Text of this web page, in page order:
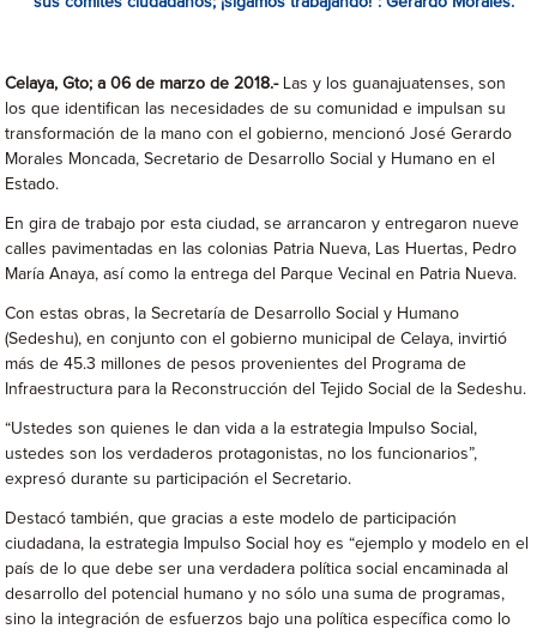
Celaya, Gto; a 06 de marzo de 2018.- Las y los guanajuatenses, son
los que identifican las necesidades de su comunidad e impulsan su
transformación de la mano con el gobierno, mencionó José Gerardo
Morales Moncada, Secretario de Desarrollo Social y Humano en el
Estado.
En gira de trabajo por esta ciudad, se arrancaron y entregaron nueve
calles pavimentadas en las colonias Patria Nueva, Las Huertas, Pedro
María Anaya, así como la entrega del Parque Vecinal en Patria Nueva.
Con estas obras, la Secretaría de Desarrollo Social y Humano
(Sedeshu), en conjunto con el gobierno municipal de Celaya, invirtió
más de 45.3 millones de pesos provenientes del Programa de
Infraestructura para la Reconstrucción del Tejido Social de la Sedeshu.
“Ustedes son quienes le dan vida a la estrategia Impulso Social,
ustedes son los verdaderos protagonistas, no los funcionarios”,
expresó durante su participación el Secretario.
Destacó también, que gracias a este modelo de participación
ciudadana, la estrategia Impulso Social hoy es “ejemplo y modelo en el
país de lo que debe ser una verdadera política social encaminada al
desarrollo del potencial humano y no sólo una suma de programas,
sino la integración de esfuerzos bajo una política específica como lo